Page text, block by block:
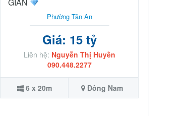
Phường Tân An
Giá: 15 tỷ
Liên hệ: Nguyễn Thị Huyền
090.448.2277
6 x 20m Đông Nam